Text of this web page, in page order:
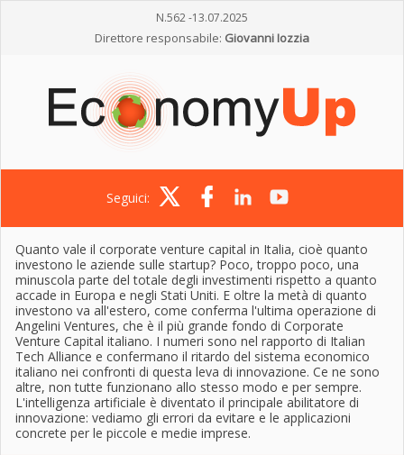
N.562 -13.07.2025
Direttore responsabile: Giovanni Iozzia
Seguici:
Quanto vale il corporate venture capital in Italia, cioè quanto
investono le aziende sulle startup? Poco, troppo poco, una
minuscola parte del totale degli investimenti rispetto a quanto
accade in Europa e negli Stati Uniti. E oltre la metà di quanto
investono va all'estero, come conferma l'ultima operazione di
Angelini Ventures, che è il più grande fondo di Corporate
Venture Capital italiano. I numeri sono nel rapporto di Italian
Tech Alliance e confermano il ritardo del sistema economico
italiano nei confronti di questa leva di innovazione. Ce ne sono
altre, non tutte funzionano allo stesso modo e per sempre.
L'intelligenza artificiale è diventato il principale abilitatore di
innovazione: vediamo gli errori da evitare e le applicazioni
concrete per le piccole e medie imprese.